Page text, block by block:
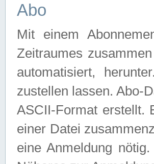
Abo
Mit einem
Zeitraumes
automatisiert,
zustellen lassen. Abo-
ASCII-Format erstellt.
einer Datei
eine Anmeldung